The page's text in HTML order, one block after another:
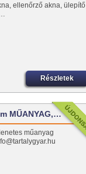
ellenőrző akna, ülepítő
Részletek
MŰANYAG,…
műanyag